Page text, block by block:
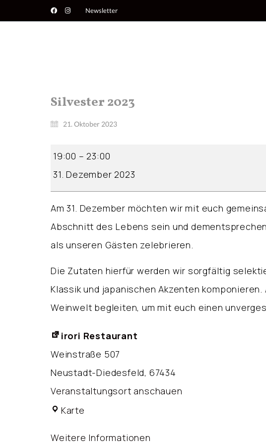
Newsletter
Silvester 2023
21. Oktober 2023
2023
19:00 –23:00
31. Dezember 2023
Am 31. Dezember möchten wir mit euch
Abschnitt des Lebens sein und
als unseren Gästen zelebrieren.
Die Zutaten hierfür werden wir sorgfältig
Klassik und japanischen Akzenten
Weinwelt begleiten, um mit euch einen
irori Restaurant
Weinstraße 507
Neustadt-Diedesfeld, 67434
Veranstaltungsort anschauen
Karte
Weitere Informationen